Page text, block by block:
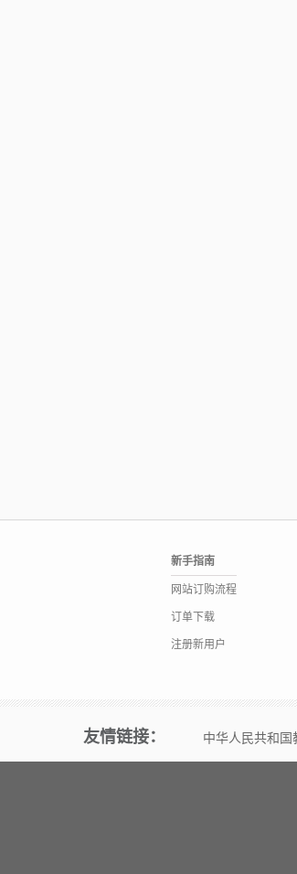
新手指南
网站订购流程
订单下载
注册新用户
友情链接： 中华人民共和国